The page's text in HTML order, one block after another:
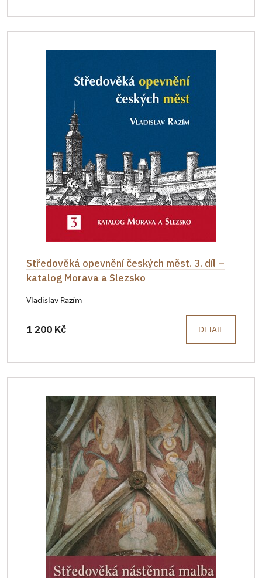
Středověká opevnění českých měst. 3. díl –
katalog Morava a Slezsko
Vladislav Razím
1 200 Kč DETAIL